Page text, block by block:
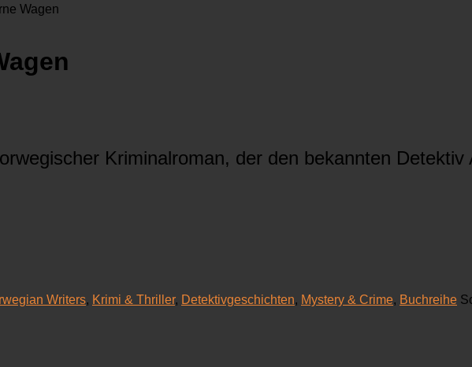
Wagen
Kriminalroman, der den bekannten
Writers, Krimi & Thriller, Detektivgeschichten, Mystery & Crime, Buchreihe